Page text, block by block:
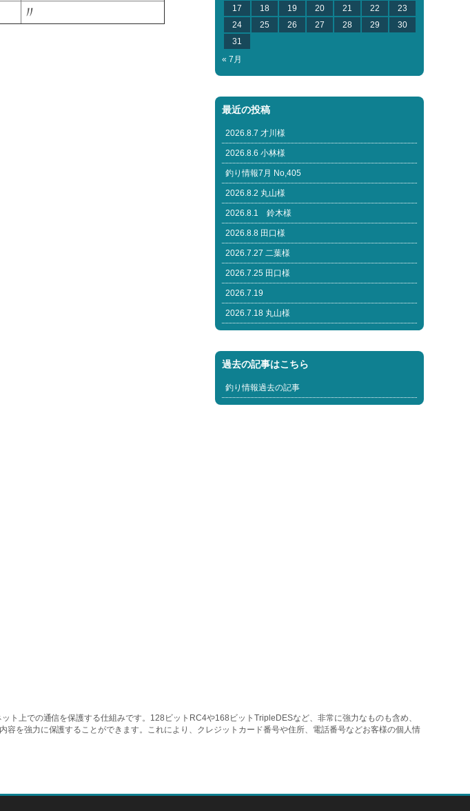
〃
17
18 19 20 21 22
23
24
25 26 27 28 29
30
31
« 7月
最近の投稿
2026.8.7 才川様
2026.8.6 小林様
釣り情報7月 No,405
2026.8.2 丸山様
2026.8.1 鈴木様
2026.8.8 田口様
2026.7.27 二葉様
2026.7.25 田口様
2026.7.19
2026.7.18 丸山様
過去の記事はこちら
釣り情報過去の記事
上での通信を保護する仕組みです。128ビットRC4や168ビットTripleDESなど、非常に強力なものも含め、
を強力に保護することができます。これにより、クレジットカード番号や住所、電話番号などお客様の個人情